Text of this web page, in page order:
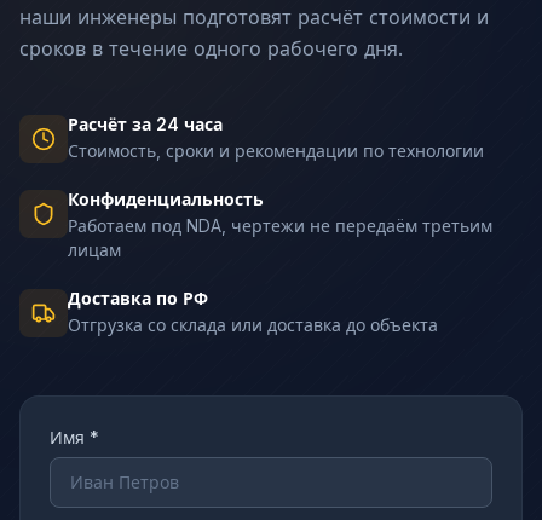
наши инженеры подготовят расчёт стоимости и
сроков в течение одного рабочего дня.
Расчёт за 24 часа
Стоимость, сроки и рекомендации по технологии
Конфиденциальность
Работаем под NDA, чертежи не передаём третьим
лицам
Доставка по РФ
Отгрузка со склада или доставка до объекта
Имя *